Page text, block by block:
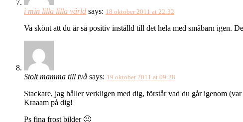
i min lilla lilla värld says: 18 oktober 2011 at 22:32
Va skönt att du är så positiv inställd till det hela med småbarn igen.
Stolt mamma till två says: 19 oktober 2011 at 09:28
Stackare, jag håller verkligen med dig, förstår vad du går igenom
Kraaam på dig!
Ps fina frost bilder 🙂